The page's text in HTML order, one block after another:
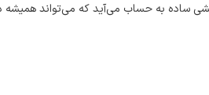
ساده به حساب می‌آید که می‌تواند